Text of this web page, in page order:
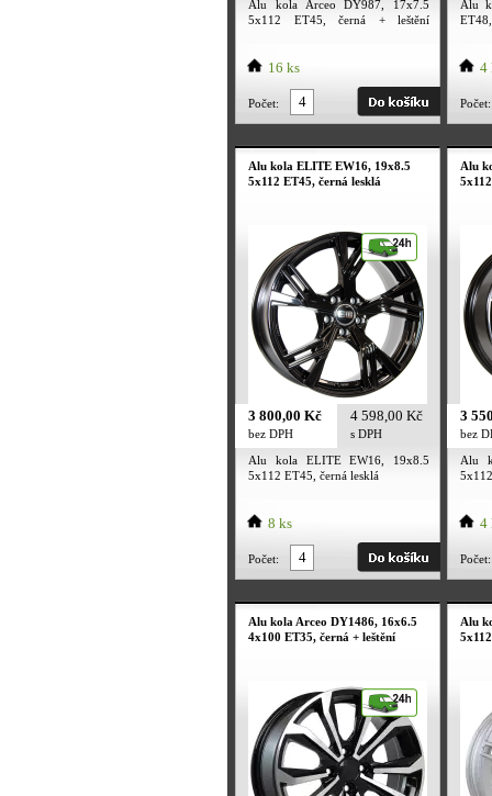
Alu kola Arceo DY987, 17x7.5
5x112 ET45, černá + leštění
16 ks
Počet:
Alu
4
Počet:
Alu kola ELITE EW16, 19x8.5
5x112 ET45, černá lesklá
3 800,00 Kč
bez DPH
4 598,00 Kč
s DPH
Alu kola ELITE EW16, 19x8.5
5x112 ET45, černá lesklá
8 ks
Počet:
Alu
3
bez
Alu
4
Počet:
Alu kola Arceo DY1486, 16x6.5
4x100 ET35, černá + leštění
Alu